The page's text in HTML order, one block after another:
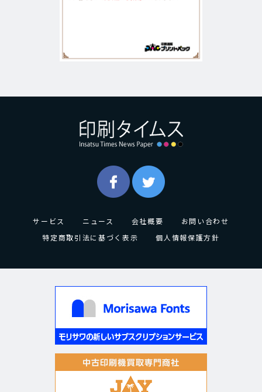
サービス ニュース 会社概要
お問い合わせ
特定商取引法に基づく表示
個人情報保護方針